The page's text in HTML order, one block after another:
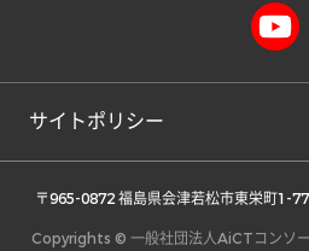
サイトポリシー
〒965-0872 福島県会津若松市東栄町1-77
Copyrights © 一般社団法人AiCTコンソ